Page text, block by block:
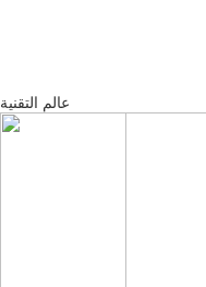
عالم التقنية